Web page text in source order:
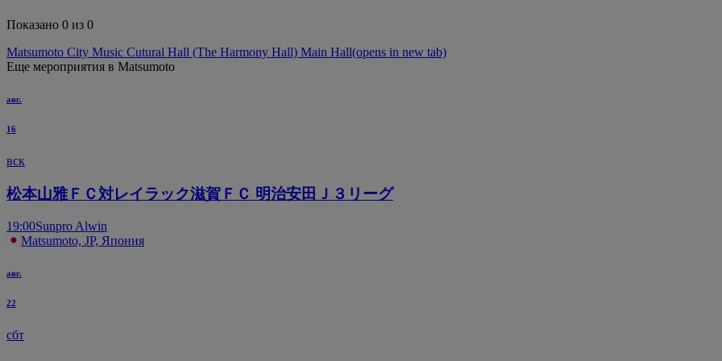
Показано 0 из 0
Matsumoto City Music Cutural Hall (The Harmony Hall) Main Hall(opens in new tab)
Еще мероприятия в Matsumoto
авг.
16
вск
松本山雅ＦＣ対レイラック滋賀ＦＣ 明治安田Ｊ３リーグ
19:00Sunpro Alwin
Matsumoto, JP, Япония
авг.
22
сбт